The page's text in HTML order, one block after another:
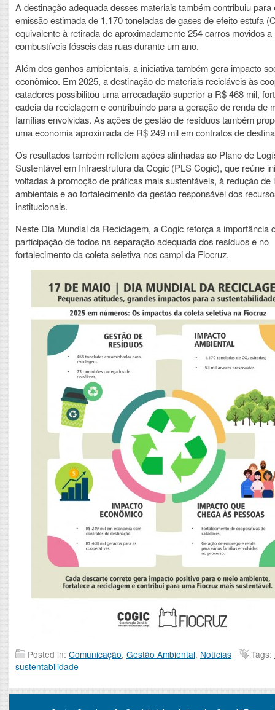
A destinação adequada desses materiais também contribuiu para
emissão estimada de 1.170 toneladas de gases de efeito estufa
equivalente à retirada de aproximadamente 254 carros movidos a
combustíveis fósseis das ruas durante um ano.
Além dos ganhos ambientais, a iniciativa também gera impacto
econômico. Em 2025, a destinação de materiais recicláveis às
catadores possibilitou uma arrecadação superior a R$ 468 mil,
cadeia da reciclagem e contribuindo para a geração de renda de
famílias envolvidas. As ações de gestão de resíduos também
uma economia aproximada de R$ 249 mil em contratos de
Os resultados também refletem ações alinhadas ao Plano de
Sustentável em Infraestrutura da Cogic (PLS Cogic), que reúne
voltadas à promoção de práticas mais sustentáveis, à redução de
ambientais e ao fortalecimento da gestão responsável dos
institucionais.
Neste Dia Mundial da Reciclagem, a Cogic reforça a importância
participação de todos na separação adequada dos resíduos e no
fortalecimento da coleta seletiva nos campi da Fiocruz.
Posted in: Comunicação, Gestão Ambiental, Notícias Tags:
sustentabilidade